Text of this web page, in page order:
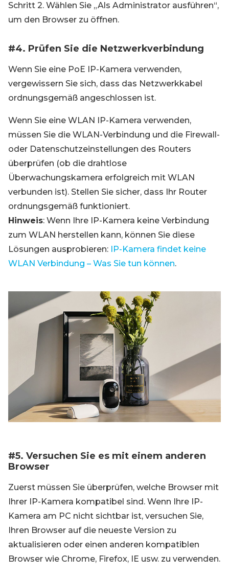
Schritt 2. Wählen Sie „Als Administrator ausführen“,
um den Browser zu öffnen.
#4. Prüfen Sie die Netzwerkverbindung
Wenn Sie eine PoE IP-Kamera verwenden,
vergewissern Sie sich, dass das Netzwerkkabel
ordnungsgemäß angeschlossen ist.
Wenn Sie eine WLAN IP-Kamera verwenden,
müssen Sie die WLAN-Verbindung und die Firewall-
oder Datenschutzeinstellungen des Routers
überprüfen (ob die drahtlose
Überwachungskamera erfolgreich mit WLAN
verbunden ist). Stellen Sie sicher, dass Ihr Router
ordnungsgemäß funktioniert.
Hinweis: Wenn Ihre IP-Kamera keine Verbindung
zum WLAN herstellen kann, können Sie diese
Lösungen ausprobieren: IP-Kamera findet keine
WLAN Verbindung – Was Sie tun können.
#5. Versuchen Sie es mit einem anderen
Browser
Zuerst müssen Sie überprüfen, welche Browser mit
Ihrer IP-Kamera kompatibel sind. Wenn Ihre IP-
Kamera am PC nicht sichtbar ist, versuchen Sie,
Ihren Browser auf die neueste Version zu
aktualisieren oder einen anderen kompatiblen
Browser wie Chrome, Firefox, IE usw. zu verwenden.